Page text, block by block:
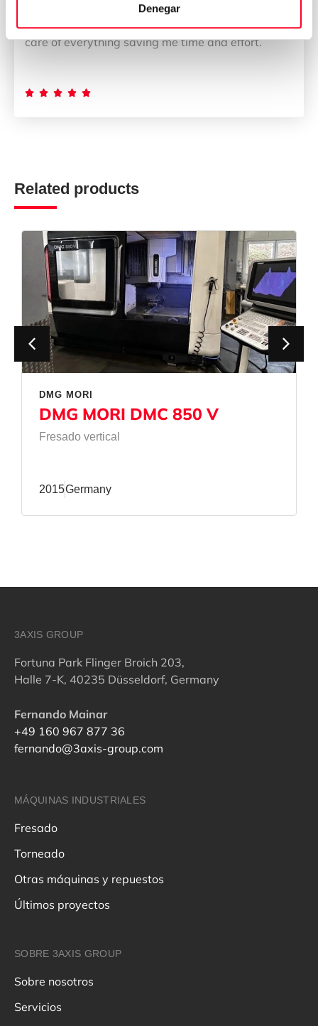
Denegar
The team at 3axisgroup made the process of
purchasing the Makino D500 very easy. They took
care of everything saving me time and effort.
    
Related products
DMG MORI
DMG MORI DMC 850 V
Fresado vertical
2015Germany
3AXIS GROUP
Fortuna Park Flinger Broich 203,
Halle 7-K, 40235 Düsseldorf, Germany
Fernando Mainar
+49 160 967 877 36
fernando@3axis-group.com
MÁQUINAS INDUSTRIALES
Fresado
Torneado
Otras máquinas y repuestos
Últimos proyectos
SOBRE 3AXIS GROUP
Sobre nosotros
Servicios